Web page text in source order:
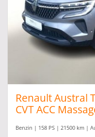
Renault Austral
CVT ACC
Benzin | 158 PS | 21500 km |